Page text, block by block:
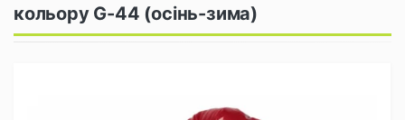
кольору G-44 (осінь-зима)